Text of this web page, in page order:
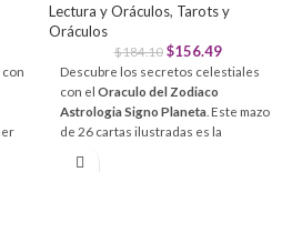
con
Lectura y Oráculos, Tarots y
Oráculos
$184.10 $156.49
Descubre los secretos celestiales
con el Oraculo del Zodiaco
Astrologia Signo Planeta . Este mazo
de 26 cartas ilustradas es la
con las energías de los astros y